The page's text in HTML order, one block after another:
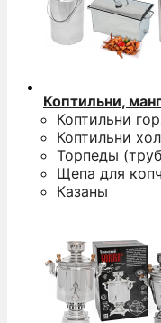
Коптильни,
Коптильни
Коптильни
Торпеды
Щепа для
Казаны